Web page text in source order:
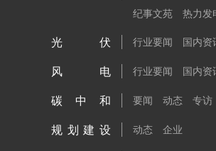
纪事文苑
热力发
光伏 行业要闻 国内资
风电 行业要闻 国内资
碳中和 要闻 动态 专访
规划建设 动态 企业